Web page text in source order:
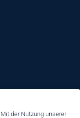
der Nutzung unserer